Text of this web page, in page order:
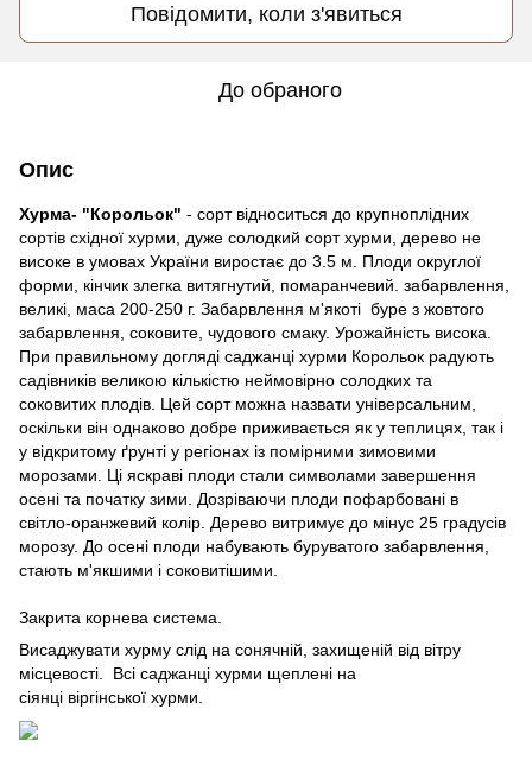
Повідомити, коли з'явиться
До обраного
Опис
Хурма- "Корольок" - сорт відноситься до крупноплідних
сортів східної хурми, дуже солодкий сорт хурми, дерево не
високе в умовах України виростає до 3.5 м. Плоди округлої
форми, кінчик злегка витягнутий, помаранчевий. забарвлення,
великі, маса 200-250 г. Забарвлення м'якоті буре з жовтого
забарвлення, соковите, чудового смаку. Урожайність висока.
При правильному догляді саджанці хурми Корольок радують
садівників великою кількістю неймовірно солодких та
соковитих плодів. Цей сорт можна назвати універсальним,
оскільки він однаково добре приживається як у теплицях, так і
у відкритому ґрунті у регіонах із помірними зимовими
морозами. Ці яскраві плоди стали символами завершення
осені та початку зими. Дозріваючи плоди пофарбовані в
світло-оранжевий колір. Дерево витримує до мінус 25 градусів
морозу. До осені плоди набувають буруватого забарвлення,
стають м'якшими і соковитішими.
Закрита корнева система.
Висаджувати хурму слід на сонячній, захищеній від вітру
місцевості. Всі саджанці хурми щеплені на
сіянці віргінської хурми.